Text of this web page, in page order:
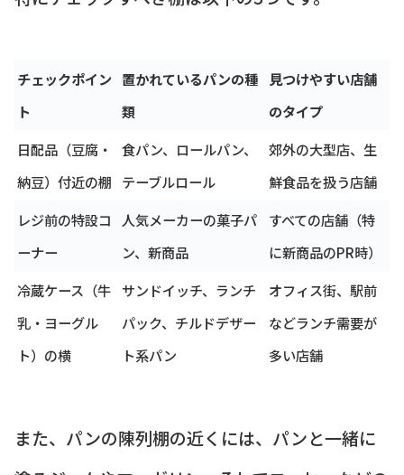
チェックポイン
ト
置かれているパンの種
類
見つけやすい店舗
のタイプ
日配品（豆腐・
納豆）付近の棚
食パン、ロールパン、
テーブルロール
郊外の大型店、生
鮮食品を扱う店舗
レジ前の特設コ
ーナー
人気メーカーの菓子パ
ン、新商品
すべての店舗（特
に新商品のPR時）
冷蔵ケース（牛
乳・ヨーグル
ト）の横
サンドイッチ、ランチ
パック、チルドデザー
ト系パン
オフィス街、駅前
などランチ需要が
多い店舗
また、パンの陳列棚の近くには、パンと一緒に